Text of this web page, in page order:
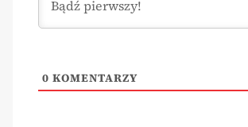
0 KOMENTARZY